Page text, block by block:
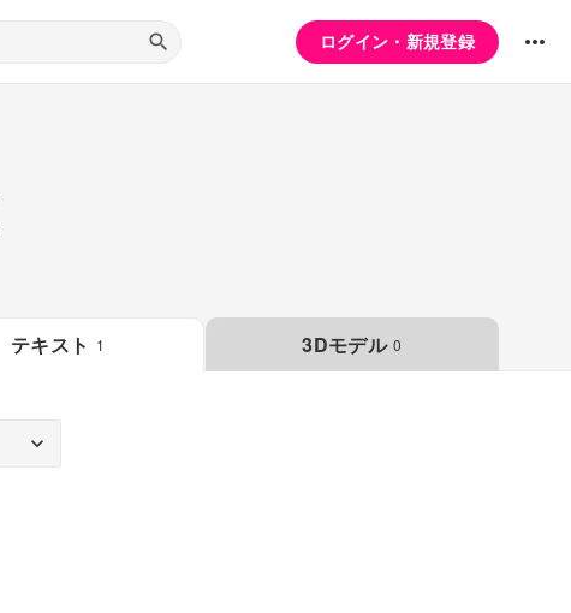
ログイン・新規登録
テキスト 1 3Dモデル 0